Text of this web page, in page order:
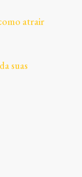
atrair
suas